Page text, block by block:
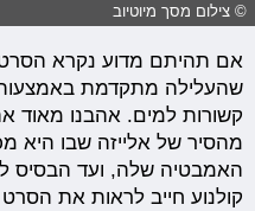
© צילום מסך מיוטיוב
אם תהיתם מדוע נקרא
שהעלילה מתקדמת באמצעות
קשורות למים. אהבנו
מהסיר של אלייזה שבו היא
האמבטיה שלה, ועד הבסיס
קולנוע חייב לראות את